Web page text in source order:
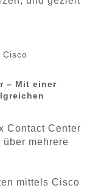
– Mit einer
Contact Center
mehrere
mittels Cisco